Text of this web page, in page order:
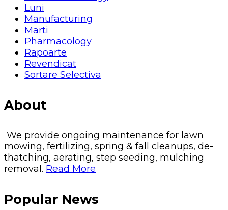
Luni
Manufacturing
Marti
Pharmacology
Rapoarte
Revendicat
Sortare Selectiva
About
We provide ongoing maintenance for lawn
mowing, fertilizing, spring & fall cleanups, de-
thatching, aerating, step seeding, mulching
removal. Read More
Popular News